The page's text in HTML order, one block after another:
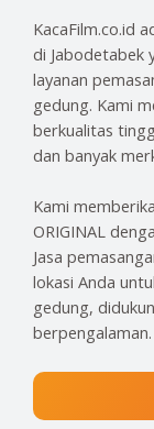
KacaFilm.co.id
di Jabodetabek
layanan
gedung. Kami
berkualitas
dan banyak
Kami
ORIGINAL
Jasa
lokasi Anda
gedung,
berpengalaman.